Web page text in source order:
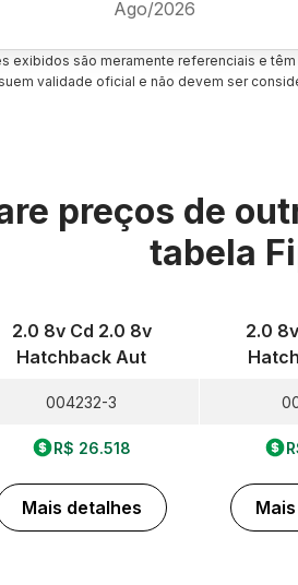
Ago/2026
exibidos são meramente referenciais e
validade oficial e não devem ser
preços de
tabela
2.0 8v Cd 2.0 8v
Hatchback Aut
004232-3
R$ 26.518
Mais detalhes
2.0